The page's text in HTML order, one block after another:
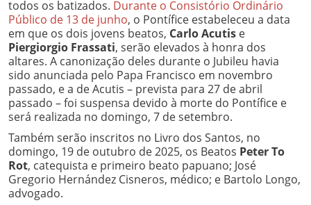
todos os batizados. Durante o Consistório Ordinário
Público de 13 de junho, o Pontífice estabeleceu a data
em que os dois jovens beatos, Carlo Acutis e
Piergiorgio Frassati, serão elevados à honra dos
altares. A canonização deles durante o Jubileu havia
sido anunciada pelo Papa Francisco em novembro
passado, e a de Acutis – prevista para 27 de abril
passado – foi suspensa devido à morte do Pontífice e
será realizada no domingo, 7 de setembro.
Também serão inscritos no Livro dos Santos, no
domingo, 19 de outubro de 2025, os Beatos Peter To
Rot, catequista e primeiro beato papuano; José
Gregorio Hernández Cisneros, médico; e Bartolo Longo,
advogado.